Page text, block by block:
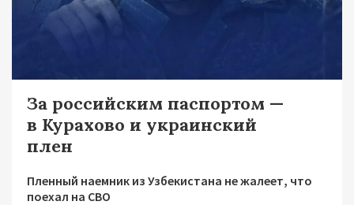
За российским паспортом —
в Курахово и украинский
плен
Пленный наемник из Узбекистана не жалеет, что
поехал на СВО